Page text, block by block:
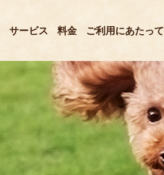
サービス 料金
ご利用にあたって